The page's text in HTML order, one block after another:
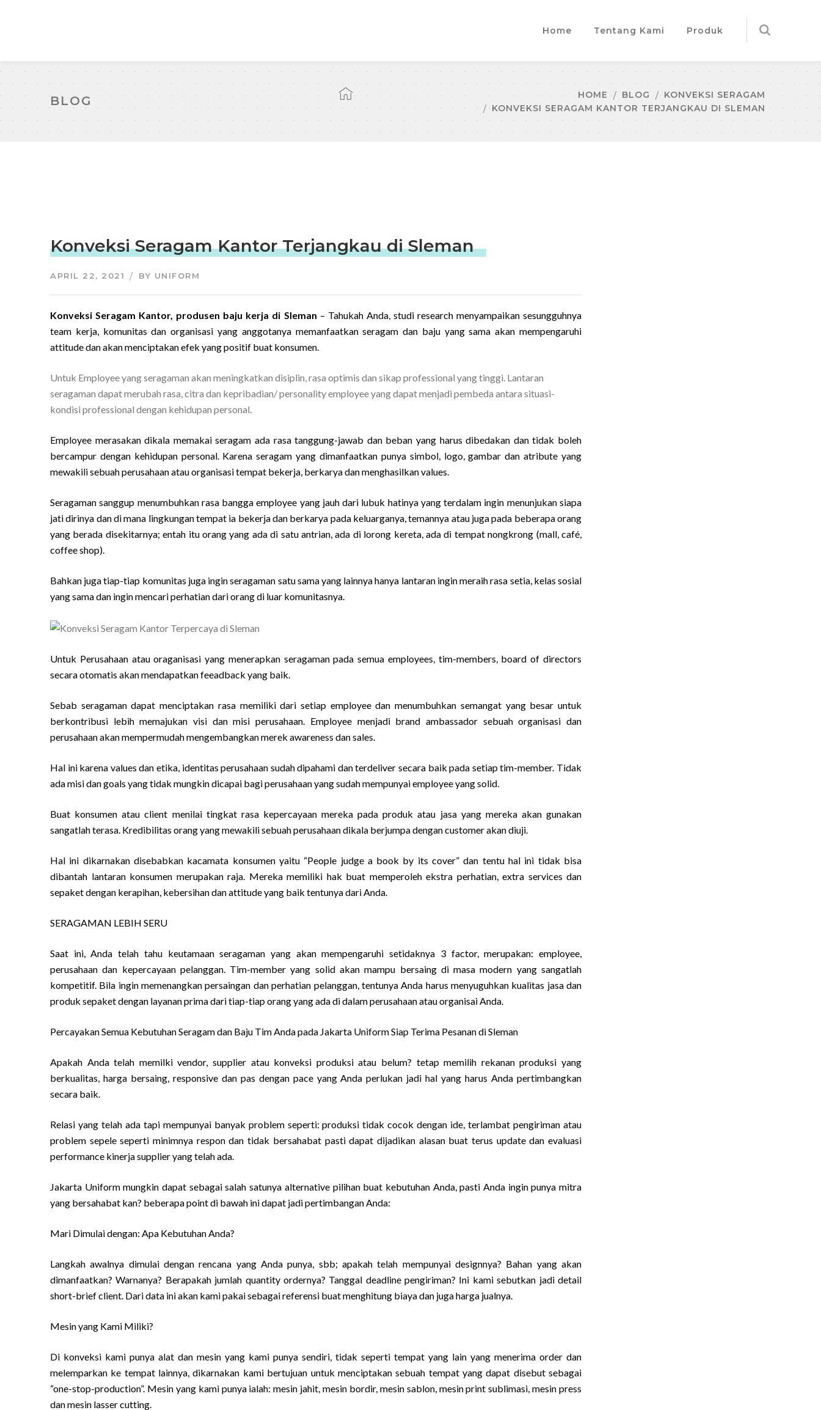
Home Tentang Kami Produk
BLOG HOME BLOG
KONVEKSI SERAGAM
KONVEKSI SERAGAM KANTOR TERJANGKAU DI SLEMAN
Konveksi Seragam Kantor Terjangkau di Sleman
APRIL 22, 2021 BY UNIFORM
Konveksi Seragam Kantor, produsen baju kerja di Sleman – Tahukah Anda, studi research menyampaikan sesungguhnya
team kerja, komunitas dan organisasi yang anggotanya memanfaatkan seragam dan baju yang sama akan mempengaruhi
attitude dan akan menciptakan efek yang positif buat konsumen.
Untuk Employee yang seragaman akan meningkatkan disiplin, rasa optimis dan sikap professional yang tinggi. Lantaran
seragaman dapat merubah rasa, citra dan kepribadian/ personality employee yang dapat menjadi pembeda antara situasi-
kondisi professional dengan kehidupan personal.
Employee merasakan dikala memakai seragam ada rasa tanggung-jawab dan beban yang harus dibedakan dan tidak boleh
bercampur dengan kehidupan personal. Karena seragam yang dimanfaatkan punya simbol, logo, gambar dan atribute yang
mewakili sebuah perusahaan atau organisasi tempat bekerja, berkarya dan menghasilkan values.
Seragaman sanggup menumbuhkan rasa bangga employee yang jauh dari lubuk hatinya yang terdalam ingin menunjukan siapa
jati dirinya dan di mana lingkungan tempat ia bekerja dan berkarya pada keluarganya, temannya atau juga pada beberapa orang
yang berada disekitarnya; entah itu orang yang ada di satu antrian, ada di lorong kereta, ada di tempat nongkrong (mall, café,
coffee shop).
Bahkan juga tiap-tiap komunitas juga ingin seragaman satu sama yang lainnya hanya lantaran ingin meraih rasa setia, kelas sosial
yang sama dan ingin mencari perhatian dari orang di luar komunitasnya.
Untuk Perusahaan atau oraganisasi yang menerapkan seragaman pada semua employees, tim-members, board of directors
secara otomatis akan mendapatkan feeadback yang baik.
Sebab seragaman dapat menciptakan rasa memiliki dari setiap employee dan menumbuhkan semangat yang besar untuk
berkontribusi lebih memajukan visi dan misi perusahaan. Employee menjadi brand ambassador sebuah organisasi dan
perusahaan akan mempermudah mengembangkan merek awareness dan sales.
Hal ini karena values dan etika, identitas perusahaan sudah dipahami dan terdeliver secara baik pada setiap tim-member. Tidak
ada misi dan goals yang tidak mungkin dicapai bagi perusahaan yang sudah mempunyai employee yang solid.
Buat konsumen atau client menilai tingkat rasa kepercayaan mereka pada produk atau jasa yang mereka akan gunakan
sangatlah terasa. Kredibilitas orang yang mewakili sebuah perusahaan dikala berjumpa dengan customer akan diuji.
Hal ini dikarnakan disebabkan kacamata konsumen yaitu “People judge a book by its cover” dan tentu hal ini tidak bisa
dibantah lantaran konsumen merupakan raja. Mereka memiliki hak buat memperoleh ekstra perhatian, extra services dan
sepaket dengan kerapihan, kebersihan dan attitude yang baik tentunya dari Anda.
SERAGAMAN LEBIH SERU
Saat ini, Anda telah tahu keutamaan seragaman yang akan mempengaruhi setidaknya 3 factor, merupakan: employee,
perusahaan dan kepercayaan pelanggan. Tim-member yang solid akan mampu bersaing di masa modern yang sangatlah
kompetitif. Bila ingin memenangkan persaingan dan perhatian pelanggan, tentunya Anda harus menyuguhkan kualitas jasa dan
produk sepaket dengan layanan prima dari tiap-tiap orang yang ada di dalam perusahaan atau organisai Anda.
Percayakan Semua Kebutuhan Seragam dan Baju Tim Anda pada Jakarta Uniform Siap Terima Pesanan di Sleman
Apakah Anda telah memilki vendor, supplier atau konveksi produksi atau belum? tetap memilih rekanan produksi yang
berkualitas, harga bersaing, responsive dan pas dengan pace yang Anda perlukan jadi hal yang harus Anda pertimbangkan
secara baik.
Relasi yang telah ada tapi mempunyai banyak problem seperti: produksi tidak cocok dengan ide, terlambat pengiriman atau
problem sepele seperti minimnya respon dan tidak bersahabat pasti dapat dijadikan alasan buat terus update dan evaluasi
performance kinerja supplier yang telah ada.
Jakarta Uniform mungkin dapat sebagai salah satunya alternative pilihan buat kebutuhan Anda, pasti Anda ingin punya mitra
yang bersahabat kan? beberapa point di bawah ini dapat jadi pertimbangan Anda:
Mari Dimulai dengan: Apa Kebutuhan Anda?
Langkah awalnya dimulai dengan rencana yang Anda punya, sbb; apakah telah mempunyai designnya? Bahan yang akan
dimanfaatkan? Warnanya? Berapakah jumlah quantity ordernya? Tanggal deadline pengiriman? Ini kami sebutkan jadi detail
short-brief client. Dari data ini akan kami pakai sebagai referensi buat menghitung biaya dan juga harga jualnya.
Mesin yang Kami Miliki?
Di konveksi kami punya alat dan mesin yang kami punya sendiri, tidak seperti tempat yang lain yang menerima order dan
melemparkan ke tempat lainnya, dikarnakan kami bertujuan untuk menciptakan sebuah tempat yang dapat disebut sebagai
“one-stop-production”. Mesin yang kami punya ialah: mesin jahit, mesin bordir, mesin sablon, mesin print sublimasi, mesin press
dan mesin lasser cutting.